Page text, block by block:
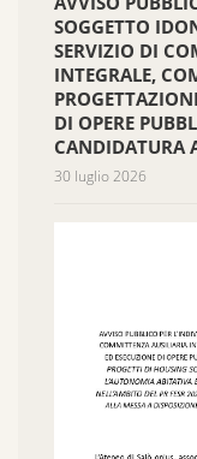
SOGGETTO
SERVIZIO DI
INTEGRALE,
DI OPERE
CANDIDATURA
30 luglio 2026